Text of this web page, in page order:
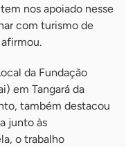
nos apoiado nesse
com turismo de
afirmou.
da Fundação
em Tangará da
também destacou
junto às
o trabalho